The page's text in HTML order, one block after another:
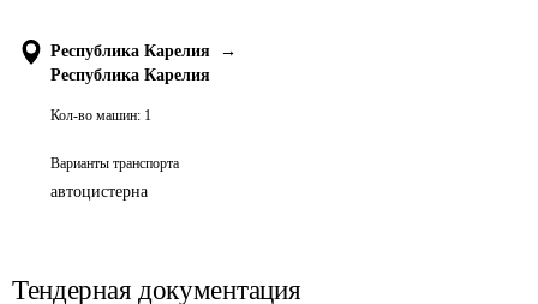
Республика Карелия
→
Республика Карелия
Кол-во машин: 1
Варианты транспорта
автоцистерна
Тендерная документация